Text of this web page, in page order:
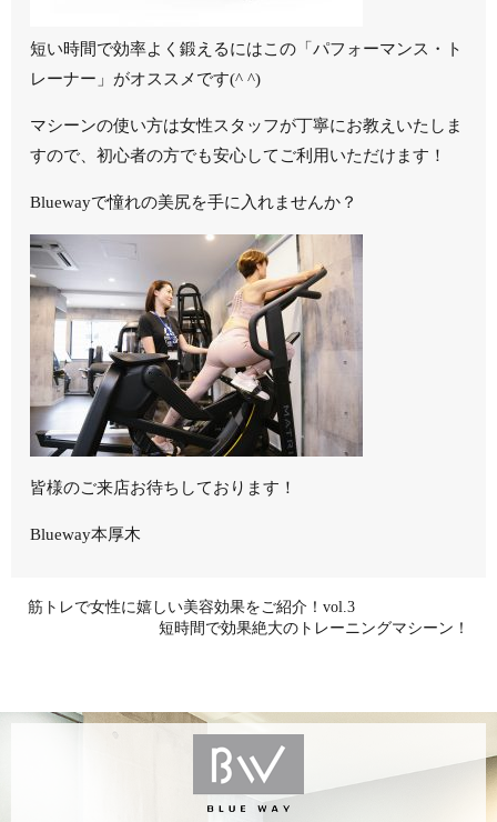
短い時間で効率よく鍛えるにはこの「パフォーマンス・ト
レーナー」がオススメです(^ ^)
マシーンの使い方は女性スタッフが丁寧にお教えいたしま
すので、初心者の方でも安心してご利用いただけます！
Bluewayで憧れの美尻を手に入れませんか？
皆様のご来店お待ちしております！
Blueway本厚木
筋トレで女性に嬉しい美容効果をご紹介！vol.3
短時間で効果絶大のトレーニングマシーン！